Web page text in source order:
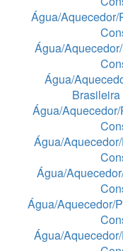
Água/
Água/
Água/
Brasileira
Água/
Água/
Água/
Água/Aquecedor/
Água/